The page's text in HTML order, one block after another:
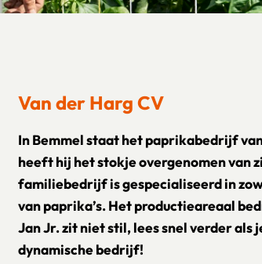
Van der Harg CV
In Bemmel staat het paprikabedrijf
heeft hij het stokje overgenomen van
familiebedrijf is gespecialiseerd in
van paprika’s. Het productieareaal
Jan Jr. zit niet stil, lees snel verder
dynamische bedrijf!